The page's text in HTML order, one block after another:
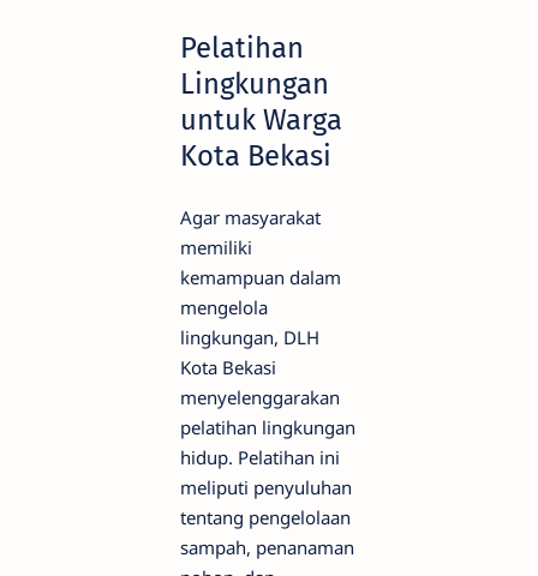
Pelatihan
Lingkungan
untuk Warga
Kota Bekasi
Agar masyarakat
memiliki
kemampuan dalam
mengelola
lingkungan, DLH
Kota Bekasi
menyelenggarakan
pelatihan lingkungan
hidup. Pelatihan ini
meliputi penyuluhan
tentang pengelolaan
sampah, penanaman